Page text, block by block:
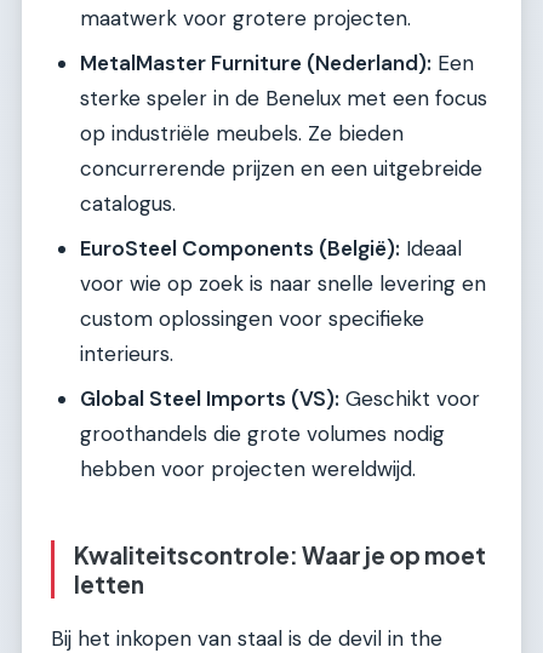
maatwerk voor grotere projecten.
MetalMaster Furniture (Nederland): Een
sterke speler in de Benelux met een focus
op industriële meubels. Ze bieden
concurrerende prijzen en een uitgebreide
catalogus.
EuroSteel Components (België): Ideaal
voor wie op zoek is naar snelle levering en
custom oplossingen voor specifieke
interieurs.
Global Steel Imports (VS): Geschikt voor
groothandels die grote volumes nodig
hebben voor projecten wereldwijd.
Kwaliteitscontrole: Waar je op moet
letten
Bij het inkopen van staal is de devil in the